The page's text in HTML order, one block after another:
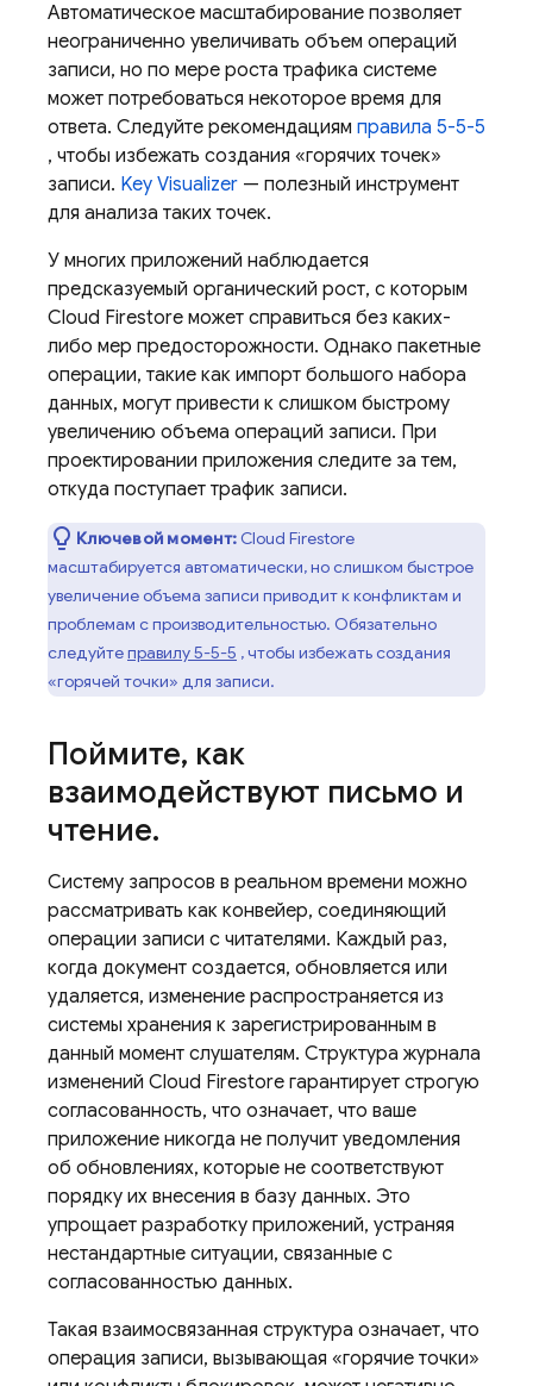
Автоматическое масштабирование позволяет
неограниченно увеличивать объем операций
записи, но по мере роста трафика системе
может потребоваться некоторое время для
ответа. Следуйте рекомендациям правила 5-5-5
, чтобы избежать создания «горячих точек»
записи. Key Visualizer — полезный инструмент
для анализа таких точек.
У многих приложений наблюдается
предсказуемый органический рост, с которым
Cloud Firestore может справиться без каких-
либо мер предосторожности. Однако пакетные
операции, такие как импорт большого набора
данных, могут привести к слишком быстрому
увеличению объема операций записи. При
проектировании приложения следите за тем,
откуда поступает трафик записи.
Ключевой момент: Cloud Firestore
масштабируется автоматически, но слишком быстрое
увеличение объема записи приводит к конфликтам и
проблемам с производительностью. Обязательно
следуйтеправилу 5-5-5 , чтобы избежать создания
«горячей точки» для записи.
Поймите, как
взаимодействуют письмо и
чтение.
Систему запросов в реальном времени можно
рассматривать как конвейер, соединяющий
операции записи с читателями. Каждый раз,
когда документ создается, обновляется или
удаляется, изменение распространяется из
системы хранения к зарегистрированным в
данный момент слушателям. Структура журнала
изменений Cloud Firestore гарантирует строгую
согласованность, что означает, что ваше
приложение никогда не получит уведомления
об обновлениях, которые не соответствуют
порядку их внесения в базу данных. Это
упрощает разработку приложений, устраняя
нестандартные ситуации, связанные с
согласованностью данных.
Такая взаимосвязанная структура означает, что
операция записи, вызывающая «горячие точки»